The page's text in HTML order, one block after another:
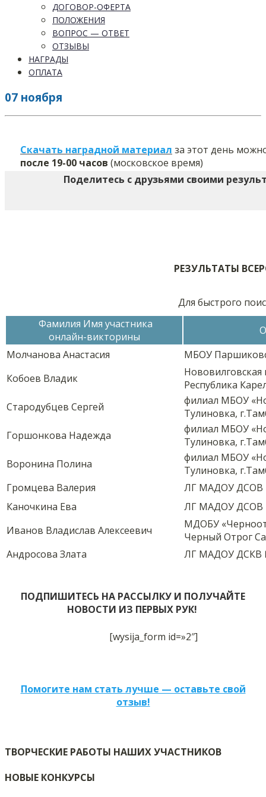
ДОГОВОР-ОФЕРТА
ПОЛОЖЕНИЯ
ВОПРОС — ОТВЕТ
ОТЗЫВЫ
НАГРАДЫ
ОПЛАТА
07 ноября
Скачать наградной материал за этот день
после 19-00 часов (московское время)
Поделитесь с друзьями своими
РЕЗУЛЬТАТЫ
Для быстрого
Фамилия Имя участника
онлайн-викторины
Молчанова Анастасия
МБОУ
Кобоев Владик
Республика
Стародубцев Сергей
филиал МБОУ
Тулиновка,
Горшонкова Надежда
филиал МБОУ
Тулиновка,
Воронина Полина
филиал МБОУ
Тулиновка,
Громцева Валерия
ЛГ МАДОУ ДСОВ
Каночкина Ева
ЛГ МАДОУ ДСОВ
Иванов Владислав Алексеевич
МДОБУ
Черный Отрог
Андросова Злата
ЛГ МАДОУ ДСКВ
ПОДПИШИТЕСЬ НА РАССЫЛКУ И ПОЛУЧАЙТЕ
НОВОСТИ ИЗ ПЕРВЫХ РУК!
[wysija_form id=»2″]
Помогите нам стать лучше — оставьте свой
отзыв!
ТВОРЧЕСКИЕ РАБОТЫ НАШИХ УЧАСТНИКОВ
НОВЫЕ КОНКУРСЫ